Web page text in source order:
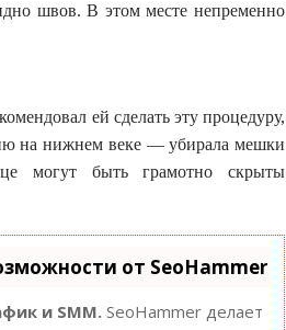
швов. В этом месте непременно
ей сделать эту процедуру,
на нижнем веке — убирала мешки
могут быть грамотно скрыты
от SeoHammer
и SMM. SeoHammer делает